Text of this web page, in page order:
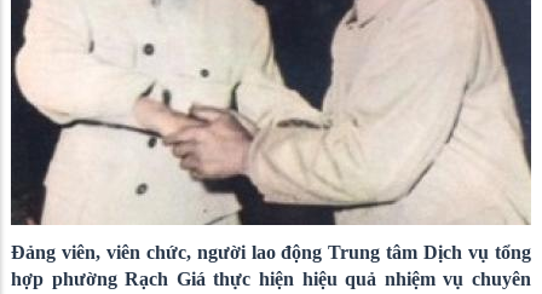
Đảng viên, viên chức, người lao động Trung tâm Dịch vụ tổng
hợp phường Rạch Giá thực hiện hiệu quả nhiệm vụ chuyên